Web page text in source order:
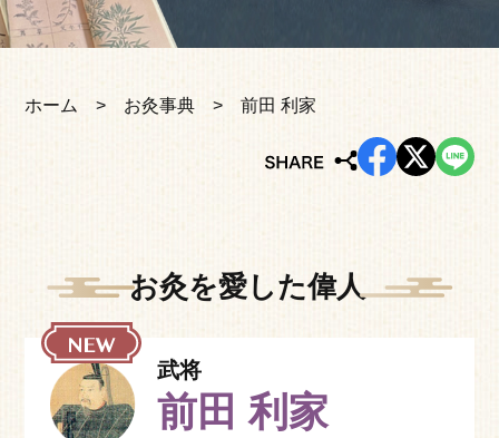
ホーム お灸事典 前田 利家
お灸を愛した偉人
武将
前田 利家